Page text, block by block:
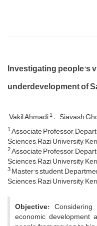
Investigating people's
underdevelopment of
Vakil Ahmadi1 Siavash
1Associate Professor,
Sciences, Razi University,
2Associate Professor,
Sciences, Razi University,
3Master's student,
Sciences, Razi University,
Objective:
economic development